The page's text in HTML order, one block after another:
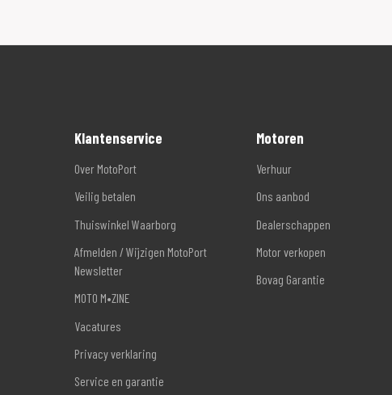
Klantenservice
Over MotoPort
Veilig betalen
Thuiswinkel Waarborg
Afmelden / Wijzigen MotoPort
Newsletter
MOTO M•ZINE
Vacatures
Privacy verklaring
Service en garantie
Motoren
Verhuur
Ons aanbod
Dealerschappen
Motor verkopen
Bovag Garantie